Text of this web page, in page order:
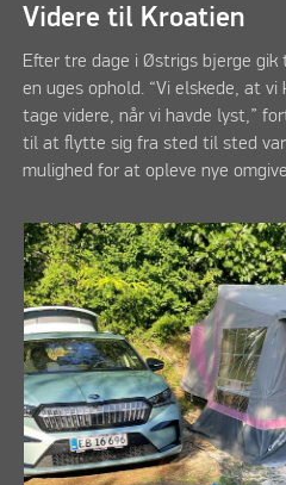
Videre til Kroatien
Efter tre dage i Østrigs bjerge
en uges ophold. “Vi elskede, at vi
tage videre, når vi havde lyst,”
til at flytte sig fra sted til sted
mulighed for at opleve nye